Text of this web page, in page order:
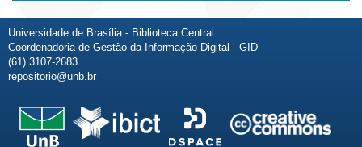
Universidade de Brasília - Biblioteca Central
Coordenadoria de Gestão da Informação Digital - GID
(61) 3107-2683
repositorio@unb.br